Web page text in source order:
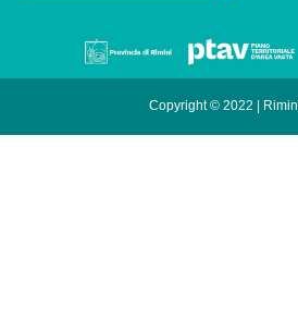
Copyright © 2022 |